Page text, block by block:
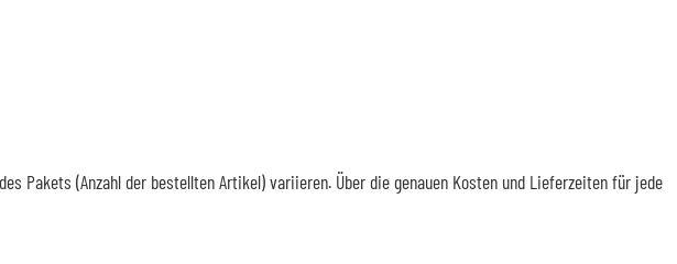
Pakets (Anzahl der bestellten Artikel) variieren. Über die genauen Kosten und Lieferzeiten für jede